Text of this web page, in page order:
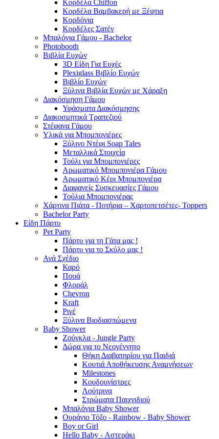
Κορδέλα Chiffon
Κορδέλα Βαμβακερή με Ξέφτια
Κορδόνια
Κορδέλες Σατέν
Μπαλόνια Γάμου - Bachelor
Photobooth
Βιβλία Ευχών
3D Είδη Για Ευχές
Plexiglass Βιβλίο Ευχών
Βιβλίο Ευχών
Ξύλινα Βιβλία Ευχών με Χάραξη
Διακόσμηση Γάμου
Υφάσματα Διακόσμησης
Διακοσμητικά Τραπεζιού
Στέφανα Γάμου
Υλικά για Μπομπονιέρες
Ξύλινο Ντέφι Soap Tales
Μεταλλικά Στοιχεία
Τούλι για Μπομπονιέρες
Αρωματικό Μπομπονιέρα Γάμου
Αρωματικό Κέρι Μπομπονιέρα
Διαφανείς Συσκευασίες Γάμου
Τούλια Μπομπονιέρας
Χάρτινα Πιάτα - Ποτήρια – Χαρτοπετσέτες- Toppers
Bachelor Party
Είδη Πάρτυ
Pet Party
Πάρτυ για τη Γάτα μας !
Πάρτυ για το Σκύλο μας !
Ανά Σχέδιο
Καρό
Πουά
Φλοράλ
Chevron
Kraft
Ριγέ
Ξύλινα Βιοδιασπώμενα
Baby Shower
Ζούγκλα - Jungle Party
Δώρα για το Νεογέννητο
Θήκη Διαβατηρίου για Παιδιά
Κουτιά Αποθήκευσης Αναμνήσεων
Milestones
Κουδουνίστρες
Λούτρινα
Στρώματα Παιχνιδιού
Μπαλόνια Baby Shower
Ουράνιο Τόξο - Rainbow - Baby Shower
Boy or Girl
Hello Baby - Αστεράκι